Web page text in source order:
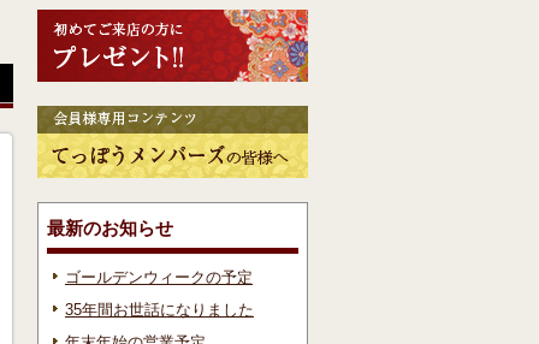
最新のお知らせ
ゴールデンウィークの予定
35年間お世話になりました